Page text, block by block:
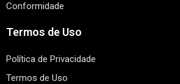
Conformidade
Termos de Uso
Política de Privacidade
Termos de Uso